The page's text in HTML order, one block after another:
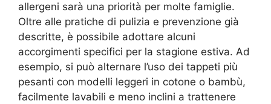
allergeni sarà una priorità per molte famiglie.
Oltre alle pratiche di pulizia e prevenzione già
descritte, è possibile adottare alcuni
accorgimenti specifici per la stagione estiva. Ad
esempio, si può alternare l’uso dei tappeti più
pesanti con modelli leggeri in cotone o bambù,
facilmente lavabili e meno inclini a trattenere